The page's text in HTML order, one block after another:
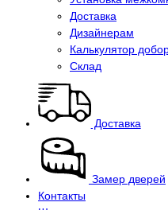
Доставка
Дизайнерам
Калькулятор
Склад
Доставка
Замер дверей
Контакты